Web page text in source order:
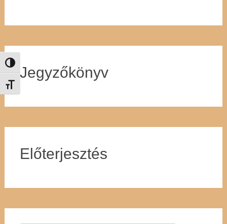
Nagy kontraszt váltása
Betűméret váltása
Jegyzőkönyv
Előterjesztés